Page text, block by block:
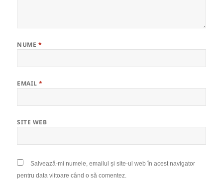
NUME *
EMAIL*
SITE WEB
Salvează-mi numele, emailul și site-ul web în acest navigator
pentru data viitoare când o să comentez.